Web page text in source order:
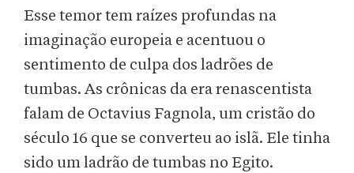
Esse temor tem raízes profundas na
imaginação europeia e acentuou o
sentimento de culpa dos ladrões de
tumbas. As crônicas da era renascentista
falam de Octavius Fagnola, um cristão do
século 16 que se converteu ao islã. Ele tinha
sido um ladrão de tumbas no Egito.